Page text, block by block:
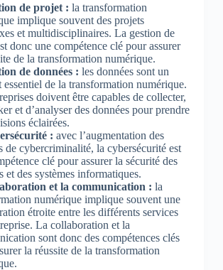
de projet : la transformation
implique souvent des projets
et multidisciplinaires. La gestion de
donc une compétence clé pour assurer
de la transformation numérique.
de données : les données sont un
essentiel de la transformation numérique.
doivent être capables de collecter,
et d’analyser des données pour prendre
éclairées.
: avec l’augmentation des
de cybercriminalité, la cybersécurité est
clé pour assurer la sécurité des
et des systèmes informatiques.
et la communication : la
numérique implique souvent une
étroite entre les différents services
La collaboration et la
sont donc des compétences clés
la réussite de la transformation